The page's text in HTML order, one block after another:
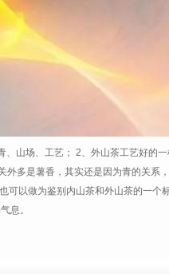
山场、工艺； 2、外山茶工艺好的
外多是薯香，其实还是因为青的关系
可以做为鉴别内山茶和外山茶的一个
息。